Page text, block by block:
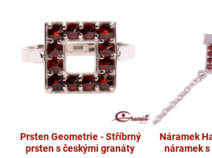
Prsten Geometrie - Stříbrný
prsten s českými granáty
Náramek
náramek